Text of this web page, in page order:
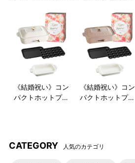
《結婚祝い》コン
パクトホットプレ
《結婚祝い》コン
パクトホットプレ
CATEGORY 人気のカテゴリ